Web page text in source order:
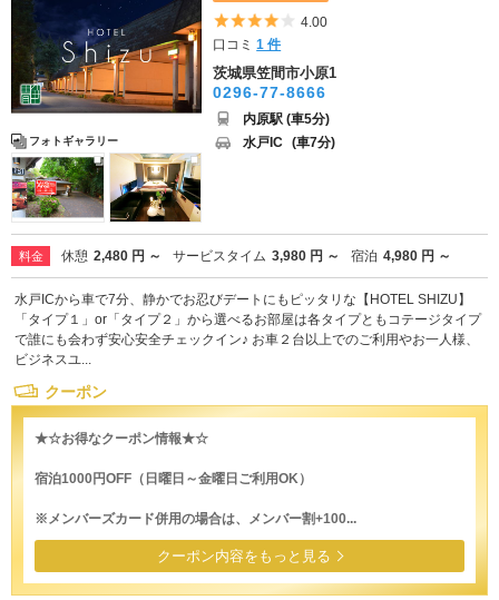
フォトギャラリー
5つ星のうち4
4.00
口コミ1 件
茨城県笠間市小原1
0296-77-8666
内原駅 (車5分)
水戸IC (車7分)
料金 休憩 2,480 円 ～ サービスタイム 3,980 円 ～ 宿泊 4,980 円 ～
水戸ICから車で7分、静かでお忍びデートにもピッタリな【HOTEL SHIZU】
「タイプ１」or「タイプ２」から選べるお部屋は各タイプともコテージタイプ
で誰にも会わず安心安全チェックイン♪ お車２台以上でのご利用やお一人様、
ビジネスユ...
クーポン
★☆お得なクーポン情報★☆
宿泊1000円OFF（日曜日～金曜日ご利用OK）
※メンバーズカード併用の場合は、メンバー割+100...
クーポン内容をもっと見る